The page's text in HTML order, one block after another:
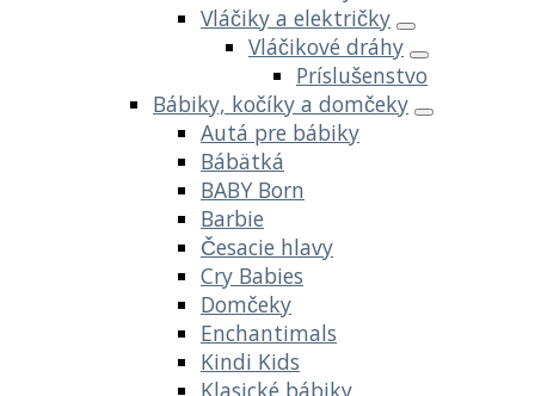
Vláčiky a električky
Vláčikové dráhy
Príslušenstvo
Bábiky, kočíky a domčeky
Autá pre bábiky
Bábätká
BABY Born
Barbie
Česacie hlavy
Cry Babies
Domčeky
Enchantimals
Kindi Kids
Klasické bábiky